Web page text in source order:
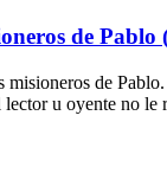
de Pablo
de
lector u oyente no